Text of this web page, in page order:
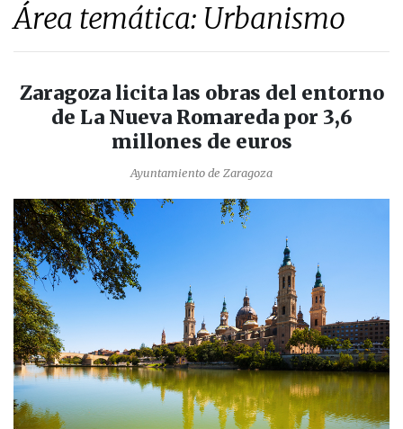
Área temática: Urbanismo
Zaragoza licita las obras del entorno
de La Nueva Romareda por 3,6
millones de euros
Ayuntamiento de Zaragoza